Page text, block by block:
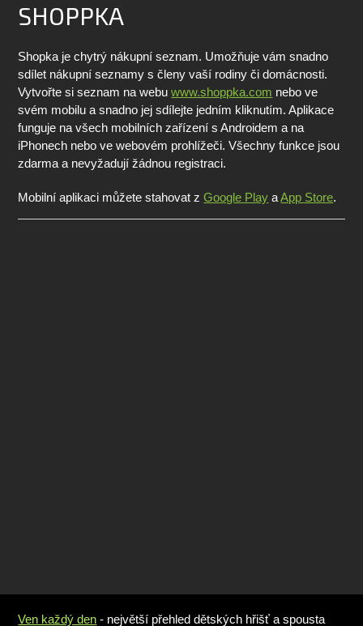
SHOPPKA
Shopka je chytrý nákupní seznam. Umožňuje vám snadno
sdílet nákupní seznamy s členy vaší rodiny či domácnosti.
Vytvořte si seznam na webuwww.shoppka.com nebo ve
svém mobilu a snadno jej sdílejte jedním kliknutím. Aplikace
funguje na všech mobilních zařízení s Androidem a na
iPhonech nebo ve webovém prohlížeči. Všechny funkce jsou
zdarma a nevyžadují žádnou registraci.
Mobilní aplikaci můžete stahovat zGoogle Play aApp Store.
Ven každý den - největší přehled dětských hřišť a spousta